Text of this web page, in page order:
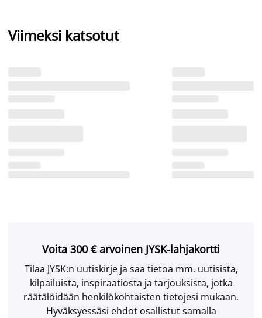
Viimeksi katsotut
Voita 300 € arvoinen JYSK-lahjakortti
Tilaa JYSK:n uutiskirje ja saa tietoa mm. uutisista,
kilpailuista, inspiraatiosta ja tarjouksista, jotka
räätälöidään henkilökohtaisten tietojesi mukaan.
Hyväksyessäsi ehdot osallistut samalla